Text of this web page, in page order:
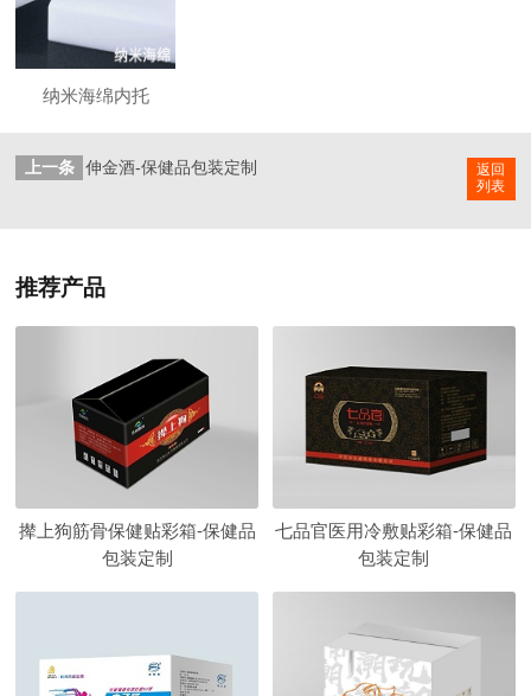
纳米海绵内托
返回
列表
上一条 伸金酒-保健品包装定制
推荐产品
撵上狗筋骨保健贴彩箱-保健品
包装定制
七品官医用冷敷贴彩箱-保健品
包装定制